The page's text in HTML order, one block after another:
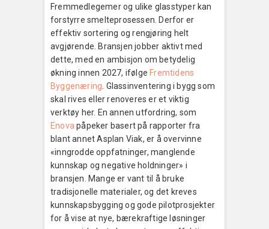
Fremmedlegemer og ulike glasstyper kan
forstyrre smelteprosessen. Derfor er
effektiv sortering og rengjøring helt
avgjørende. Bransjen jobber aktivt med
dette, med en ambisjon om betydelig
økning innen 2027, ifølge Fremtidens
Byggenæring . Glassinventering i bygg som
skal rives eller renoveres er et viktig
verktøy her. En annen utfordring, som
Enova påpeker basert på rapporter fra
blant annet Asplan Viak, er å overvinne
«inngrodde oppfatninger, manglende
kunnskap og negative holdninger» i
bransjen. Mange er vant til å bruke
tradisjonelle materialer, og det kreves
kunnskapsbygging og gode pilotprosjekter
for å vise at nye, bærekraftige løsninger